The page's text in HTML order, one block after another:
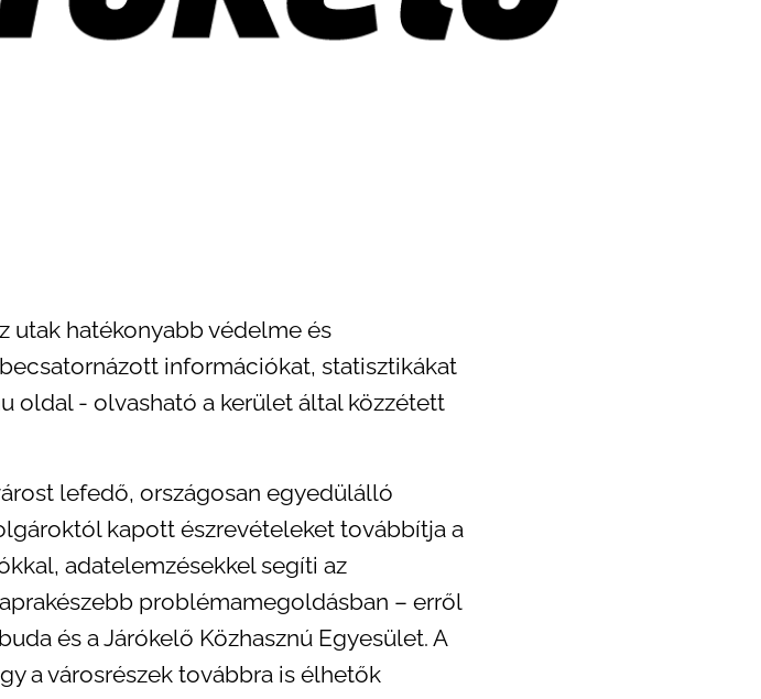
utak hatékonyabb védelme és
információkat, statisztikákat
oldal - olvasható a kerület által közzétett
lefedő, országosan egyedülálló
kapott észrevételeket továbbítja a
adatelemzésekkel segíti az
problémamegoldásban – erről
és a Járókelő Közhasznú Egyesület. A
a városrészek továbbra is élhetők